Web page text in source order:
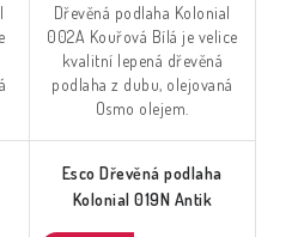
Dřevěná podlaha Kolonial
002A Kouřová Bílá je velice
kvalitní lepená dřevěná
podlaha z dubu, olejovaná
Osmo olejem.
Esco Dřevěná podlaha
Kolonial 019N Antik